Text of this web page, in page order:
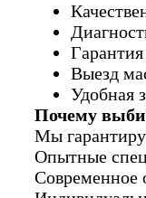
Выезд
Удобная
Почему
Мы
Опытные
Современное